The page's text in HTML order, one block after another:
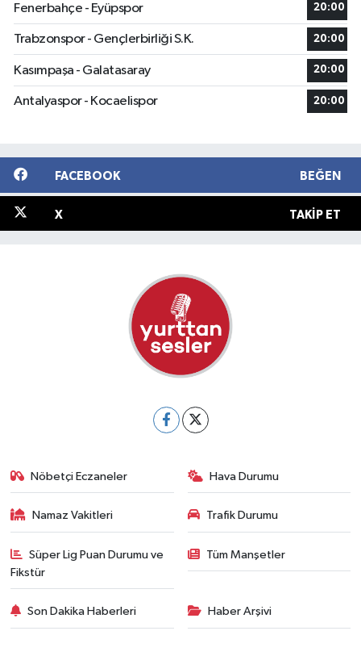
Fenerbahçe - Eyüpspor 20:00
Trabzonspor - Gençlerbirliği S.K. 20:00
Kasımpaşa - Galatasaray 20:00
Antalyaspor - Kocaelispor 20:00
FACEBOOK BEĞEN
X TAKIP ET
Nöbetçi Eczaneler Hava Durumu
Namaz Vakitleri Trafik Durumu
Süper Lig Puan Durumu ve
Fikstür
Tüm Manşetler
Son Dakika Haberleri Haber Arşivi